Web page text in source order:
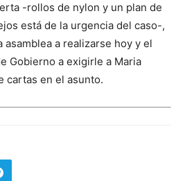
-rollos de nylon y un plan de
está de la urgencia del caso-,
a realizarse hoy y el
Gobierno a exigirle a Maria
cartas en el asunto.